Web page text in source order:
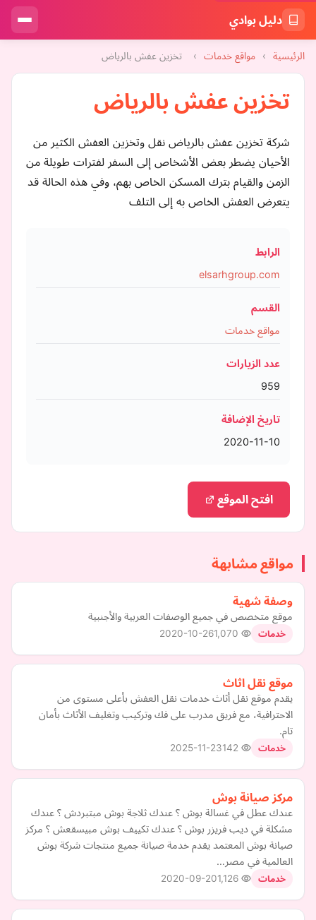
دليل بوادي
الرئيسية › مواقع خدمات › تخزين عفش بالرياض
تخزين عفش بالرياض
شركة تخزين عفش بالرياض نقل وتخزين العفش الكثير من
الأحيان يضطر بعض الأشخاص إلى السفر لفترات طويلة من
الزمن والقيام بترك المسكن الخاص بهم، وفي هذه الحالة قد
يتعرض العفش الخاص به إلى التلف
الرابط
elsarhgroup.com
القسم
مواقع خدمات
عدد الزيارات
959
تاريخ الإضافة
2020-11-10
افتح الموقع
مواقع مشابهة
وصفة شهية
موقع متخصص في جميع الوصفات العربية والأجنبية
خدمات 2020-10-26
موقع نقل اثاث
يقدم موقع نقل أثاث خدمات نقل العفش بأعلى مستوى من
الاحترافية، مع فريق مدرب على فك وتركيب وتغليف الأثاث بأمان
تام.
خدمات 2025-11-23
مركز صيانة بوش
عندك عطل في غسالة بوش ؟ عندك ثلاجة بوش مبتبردش ؟ عندك
مشكلة في ديب فريزر بوش ؟ عندك تكييف بوش مبيسقعش ؟ مركز
صيانة بوش المعتمد يقدم خدمة صيانة جميع منتجات شركة بوش
العالمية في مصر…
خدمات 2020-09-20